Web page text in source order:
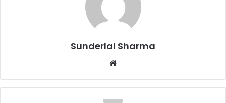
Sunderlal Sharma
Website